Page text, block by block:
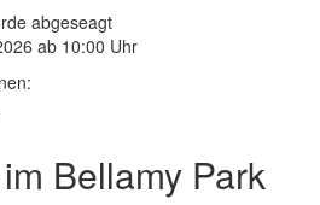
abgeseagt
ab 10:00 Uhr
Bellamy Park